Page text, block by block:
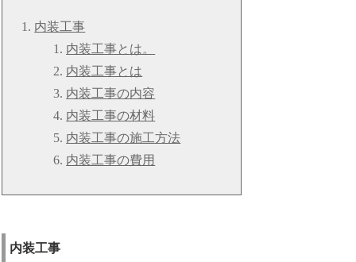
内装工事
内装工事とは。
内装工事とは
内装工事の内容
内装工事の材料
内装工事の施工方法
内装工事の費用
内装工事